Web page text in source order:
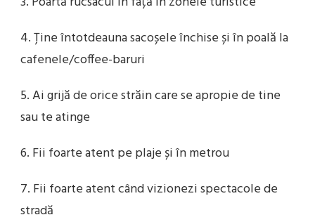
4. Ține întotdeauna sacoșele închise și în poală la
cafenele/coffee-baruri
5. Ai grijă de orice străin care se apropie de tine
sau te atinge
6. Fii foarte atent pe plaje și în metrou
7. Fii foarte atent când vizionezi spectacole de
stradă